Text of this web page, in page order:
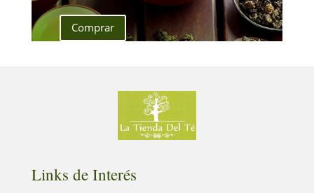
Comprar
Links de Interés